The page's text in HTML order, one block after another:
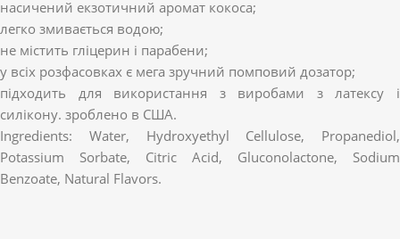
насичений екзотичний аромат кокоса;
легко змивається водою;
не містить гліцерин і парабени;
у всіх розфасовках є мега зручний помповий дозатор;
підходить для використання з виробами з латексу і
силікону. зроблено в США.
Ingredients: Water, Hydroxyethyl Cellulose, Propanediol,
Potassium Sorbate, Citric Acid, Gluconolactone, Sodium
Benzoate, Natural Flavors.